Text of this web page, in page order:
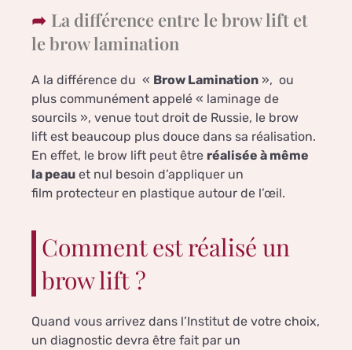
La différence entre le brow lift et
le brow lamination
A la différence du « Brow Lamination », ou
plus communément appelé « laminage de
sourcils », venue tout droit de Russie, le brow
lift est beaucoup plus douce dans sa réalisation.
En effet, le brow lift peut être réalisée à même
la peau et nul besoin d’appliquer un
film protecteur en plastique autour de l’œil.
Comment est réalisé un
brow lift ?
Quand vous arrivez dans l’Institut de votre choix,
un diagnostic devra être fait par un